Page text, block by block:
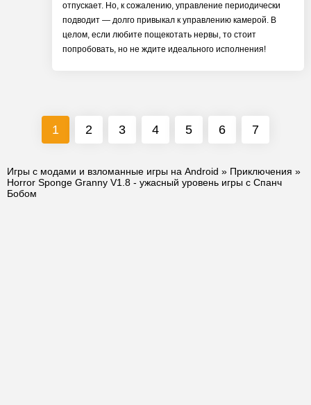
отпускает. Но, к сожалению, управление периодически
подводит — долго привыкал к управлению камерой. В
целом, если любите пощекотать нервы, то стоит
попробовать, но не ждите идеального исполнения!
1 2 3 4 5 6 7
Игры с модами и взломанные игры на Android » Приключения »
Horror Sponge Granny V1.8 - ужасный уровень игры с Спанч
Бобом